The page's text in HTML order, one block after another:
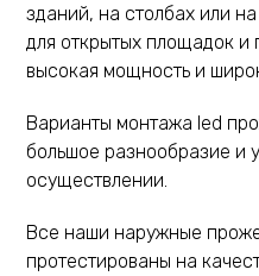
зданий, на столбах или
для открытых площадок и
высокая мощность и
Варианты монтажа led
большое разнообразие и
осуществлении.
Все наши наружные
протестированы на